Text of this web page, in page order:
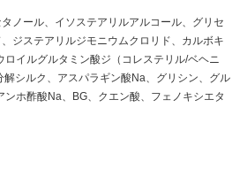
ノール、イソステアリルアルコール、グリセ
ジステアリルジモニウムクロリド、カルボキ
イルグルタミン酸ジ（コレステリル/ベヘニ
シルク、アスパラギン酸Na、グリシン、グル
ホ酢酸Na、BG、クエン酸、フェノキシエタ